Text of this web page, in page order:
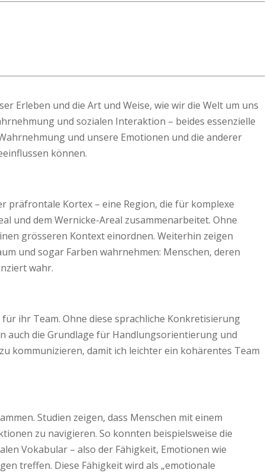
Erleben und die Art und Weise, wie wir die Welt um uns
und sozialen Interaktion – beides essenzielle
und unsere Emotionen und die anderer
können.
präfrontale Kortex – eine Region, die für komplexe
und dem Wernicke-Areal zusammenarbeitet. Ohne
grösseren Kontext einordnen. Weiterhin zeigen
und sogar Farben wahrnehmen: Menschen, deren
wahr.
ihr Team. Ohne diese sprachliche Konkretisierung
auch die Grundlage für Handlungs­orientierung und
kommunizieren, damit ich leichter ein kohärentes Team
Studien zeigen, dass Menschen mit einem
zu navigieren. So konnten beispielsweise die
Vokabular – also der Fähigkeit, Emotionen wie
treffen. Diese Fähigkeit wird als „emotionale